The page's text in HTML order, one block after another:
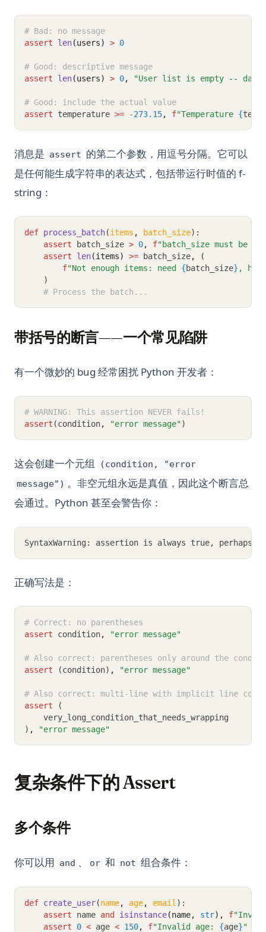
# Bad: no message
assert
len(users) > 0
# Good: descriptive message
assert
len(users) > 0, "User list is empty --
# Good: include the actual value
assert temperature >= -273.15, f"Temperature {
消息是 assert 的第二个参数，用逗号分隔。它可以
是任何能生成字符串的表达式，包括带运行时值的 f-
string：
def process_batch(items , batch_size):
assert batch_size > 0, f"batch_size must be
assert
len(items) >= batch_size,
(
f"Not enough items: need {batch_size} ,
    )
# Process the batch...
带括号的断言——一个常见陷阱
有一个微妙的 bug 经常困扰 Python 开发者：
# WARNING: This assertion NEVER fails!
assert (condition, "error message")
这会创建一个元组
(condition, "error
message") 。非空元组永远是真值，因此这个断言总
会通过。Python 甚至会警告你：
SyntaxWarning: assertion is always true, perhaps
正确写法是：
# Correct: no parentheses
assert condition, "error message"
# Also correct: parentheses only around the
assert (condition) , "error message"
# Also correct: multi-line with implicit line
assert (
    very_long_condition_that_needs_wrapping
) , "error message"
复杂条件下的 Assert
多个条件
你可以用 and 、 or 和 not 组合条件：
def create_user(name, age, email ):
assert name and isinstance(name, str), f
assert
0 < age < 150, f"Invalid age: {age}"